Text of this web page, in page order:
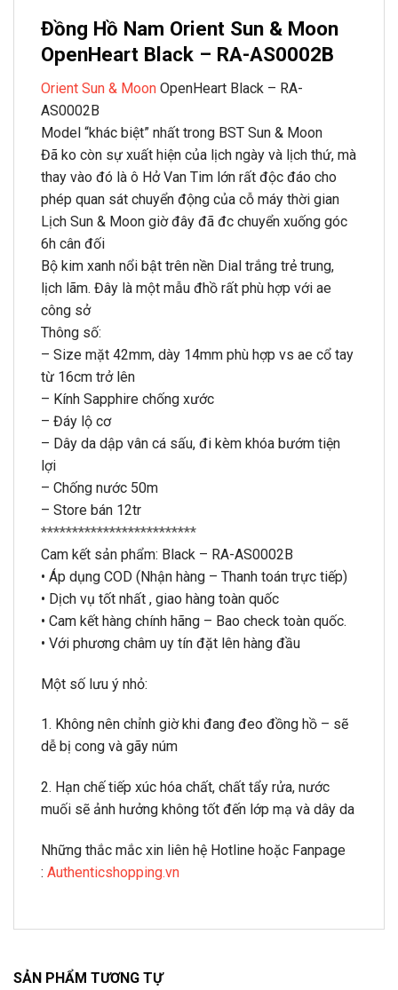
Đồng Hồ Nam Orient Sun & Moon
OpenHeart Black – RA-AS0002B
Orient Sun & Moon OpenHeart Black – RA-
AS0002B
Model “khác biệt” nhất trong BST Sun & Moon
Đã ko còn sự xuất hiện của lịch ngày và lịch thứ, mà
thay vào đó là ô Hở Van Tim lớn rất độc đáo cho
phép quan sát chuyển động của cỗ máy thời gian
Lịch Sun & Moon giờ đây đã đc chuyển xuống góc
6h cân đối
Bộ kim xanh nổi bật trên nền Dial trắng trẻ trung,
lịch lãm. Đây là một mẫu đhồ rất phù hợp với ae
công sở
Thông số:
– Size mặt 42mm, dày 14mm phù hợp vs ae cổ tay
từ 16cm trở lên
– Kính Sapphire chống xước
– Đáy lộ cơ
– Dây da dập vân cá sấu, đi kèm khóa bướm tiện
lợi
– Chống nước 50m
– Store bán 12tr
*************************
Cam kết sản phẩm: Black – RA-AS0002B
• Áp dụng COD (Nhận hàng – Thanh toán trực tiếp)
• Dịch vụ tốt nhất , giao hàng toàn quốc
• Cam kết hàng chính hãng – Bao check toàn quốc.
• Với phương châm uy tín đặt lên hàng đầu
Một số lưu ý nhỏ:
1. Không nên chỉnh giờ khi đang đeo đồng hồ – sẽ
dễ bị cong và gãy núm
2. Hạn chế tiếp xúc hóa chất, chất tẩy rửa, nước
muối sẽ ảnh hưởng không tốt đến lớp mạ và dây da
Những thắc mắc xin liên hệ Hotline hoặc Fanpage
: Authenticshopping.vn
SẢN PHẨM TƯƠNG TỰ